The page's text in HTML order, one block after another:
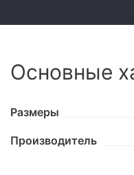
Основные
Размеры
Производитель